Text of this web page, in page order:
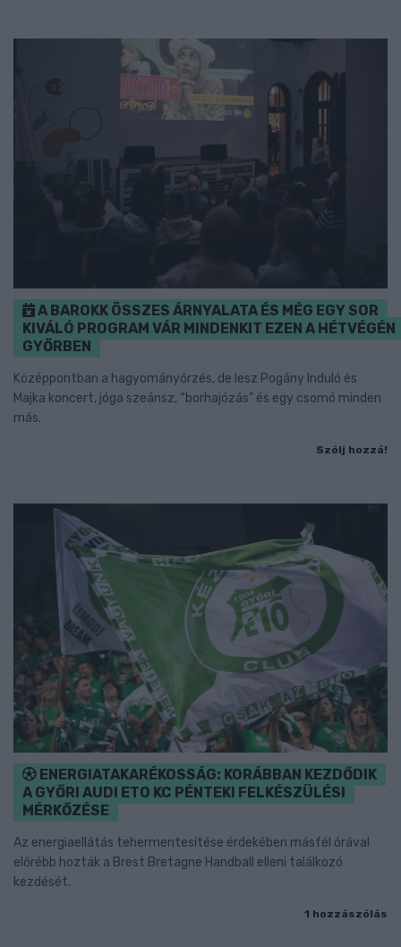
A BAROKK ÖSSZES ÁRNYALATA ÉS MÉG EGY SOR
KIVÁLÓ PROGRAM VÁR MINDENKIT EZEN A HÉTVÉGÉN
GYŐRBEN
Középpontban a hagyományőrzés, de lesz Pogány Induló és
Majka koncert, jóga szeánsz, “borhajózás” és egy csomó minden
más.
Szólj hozzá!
ENERGIATAKARÉKOSSÁG: KORÁBBAN KEZDŐDIK
A GYŐRI AUDI ETO KC PÉNTEKI FELKÉSZÜLÉSI
MÉRKŐZÉSE
Az energiaellátás tehermentesítése érdekében másfél órával
előrébb hozták a Brest Bretagne Handball elleni találkozó
kezdését.
1 hozzászólás